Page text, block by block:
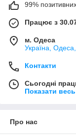
99% позитивних
Працює з
м. Одеса
Україна,
Контакти
Сьогодні
Показати
Про нас